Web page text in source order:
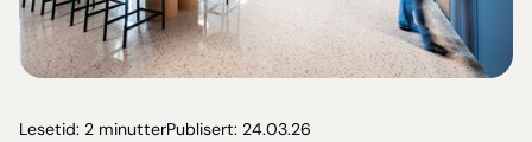
Lesetid: 2 minutterPublisert: 24.03.26